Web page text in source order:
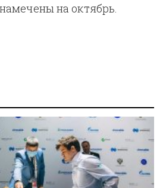
на октябрь.